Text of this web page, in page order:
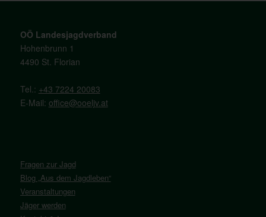
OÖ Landesjagdverband
Hohenbrunn 1
4490 St. Florian
Tel.: +43 7224 20083
E-Mail: office@ooeljv.at
Fragen zur Jagd
Blog „Aus dem Jagdleben“
Veranstaltungen
Jäger werden